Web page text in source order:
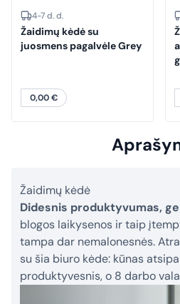
4-7 d. d.
Žaidimų kėdė su
juosmens pagalvėle Grey
0,00€
Žaidimų kėdė
Didesnis produktyvumas,
blogos laikysenos ir taip
tampa dar nemalonesnės.
su šia biuro kėde: kūnas
produktyvesnis, o 8 darbo